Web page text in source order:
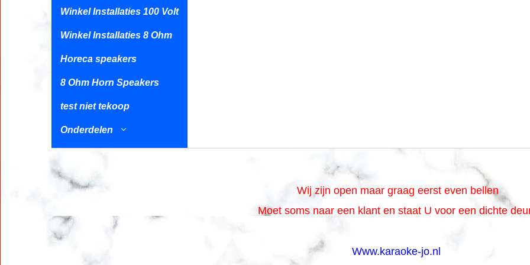
Winkel Installaties 100 Volt
Winkel Installaties 8 Ohm
Horeca speakers
8 Ohm Horn Speakers
test niet tekoop
Onderdelen
Wij zijn open maar graag eerst even bellen
Moet soms naar een klant en staat U voor een dichte
Www.karaoke-jo.nl